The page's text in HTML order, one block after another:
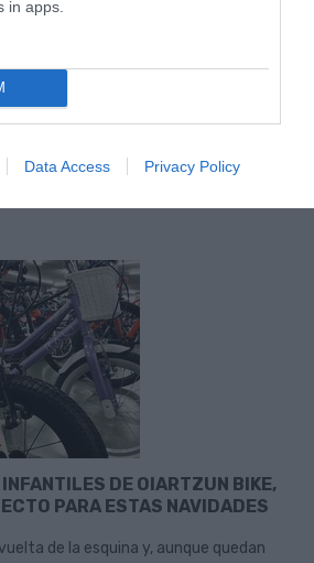
in apps.
Data Access Privacy Policy
con bicicletas infantiles en
DE OIARTZUN BIKE,
PARA ESTAS NAVIDADES
de la esquina y, aunque quedan